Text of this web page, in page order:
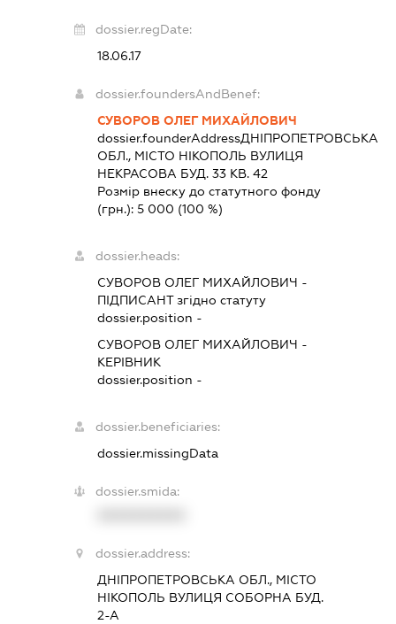
dossier.regDate:
18.06.17
dossier.foundersAndBenef:
СУВОРОВ ОЛЕГ МИХАЙЛОВИЧ
dossier.founderAddressДНІПРОПЕТРОВСЬКА
ОБЛ., МІСТО НІКОПОЛЬ ВУЛИЦЯ
НЕКРАСОВА БУД. 33 КВ. 42
Розмір внеску до статутного фонду
(грн.): 5 000 (100 %)
dossier.heads:
СУВОРОВ ОЛЕГ МИХАЙЛОВИЧ -
ПІДПИСАНТзгідно статуту
dossier.position -
СУВОРОВ ОЛЕГ МИХАЙЛОВИЧ -
КЕРІВНИК
dossier.position -
dossier.beneficiaries:
dossier.missingData
dossier.smida:
dossier.address:
ДНІПРОПЕТРОВСЬКА ОБЛ., МІСТО
НІКОПОЛЬ ВУЛИЦЯ СОБОРНА БУД.
2-А